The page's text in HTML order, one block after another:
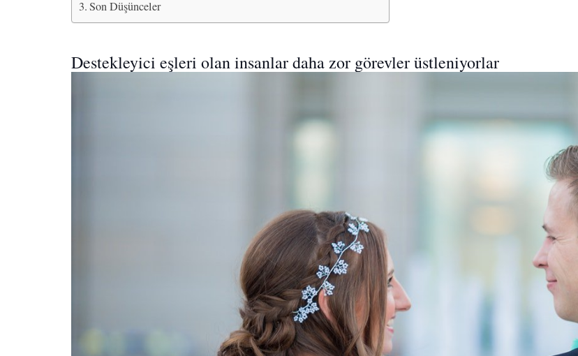
Son Düşünceler
Destekleyici eşleri olan insanlar daha zor görevler üstleniyorlar